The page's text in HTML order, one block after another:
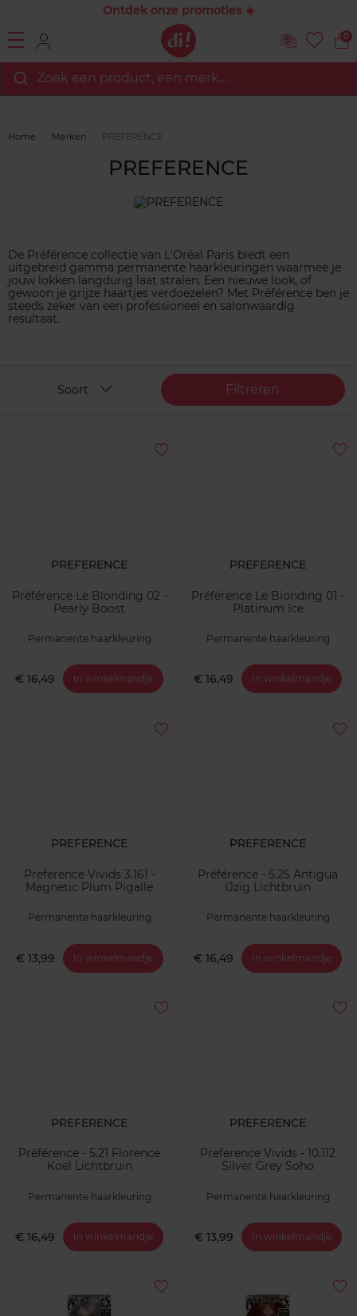
Ontdek onze promoties ☀️
0
Zoek een product, een merk…...
Home Merken PREFERENCE
PREFERENCE
De Préférence collectie van L'Oréal Paris biedt een
uitgebreid gamma permanente haarkleuringen waarmee je
jouw lokken langdurig laat stralen. Een nieuwe look, of
gewoon je grijze haartjes verdoezelen? Met Préférence ben je
steeds zeker van een professioneel en salonwaardig
resultaat.
Filtreren
Soort
PREFERENCE
Préférence Le Blonding 02 -
Pearly Boost
Permanente haarkleuring
€ 16,49 In winkelmandje
PREFERENCE
Préférence Le Blonding 01 -
Platinum Ice
Permanente haarkleuring
€ 16,49 In winkelmandje
PREFERENCE
Preference Vivids 3.161 -
Magnetic Plum Pigalle
Permanente haarkleuring
€ 13,99 In winkelmandje
PREFERENCE
Préférence - 5.25 Antigua
IJzig Lichtbruin
Permanente haarkleuring
€ 16,49 In winkelmandje
PREFERENCE
Préférence - 5.21 Florence
Koel Lichtbruin
Permanente haarkleuring
€ 16,49 In winkelmandje
PREFERENCE
Preference Vivids - 10.112
Silver Grey Soho
Permanente haarkleuring
€ 13,99 In winkelmandje